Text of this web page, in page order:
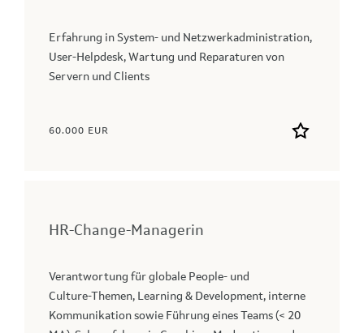
Erfahrung in System- und Netzwerkadministration,
User-Helpdesk, Wartung und Reparaturen von
Servern und Clients
60.000 EUR
HR-Change-Managerin
Verantwortung für globale People‑ und
Culture‑Themen, Learning & Development, interne
Kommunikation sowie Führung eines Teams (< 20